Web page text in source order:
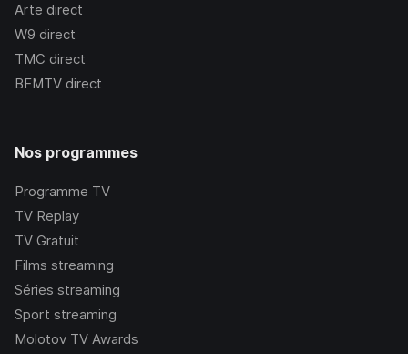
Arte direct
W9 direct
TMC direct
BFMTV direct
Nos programmes
Programme TV
TV Replay
TV Gratuit
Films streaming
Séries streaming
Sport streaming
Molotov TV Awards